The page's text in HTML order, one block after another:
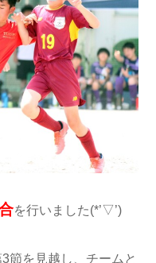
を行いました(*’▽’)
節を見越し、チームと